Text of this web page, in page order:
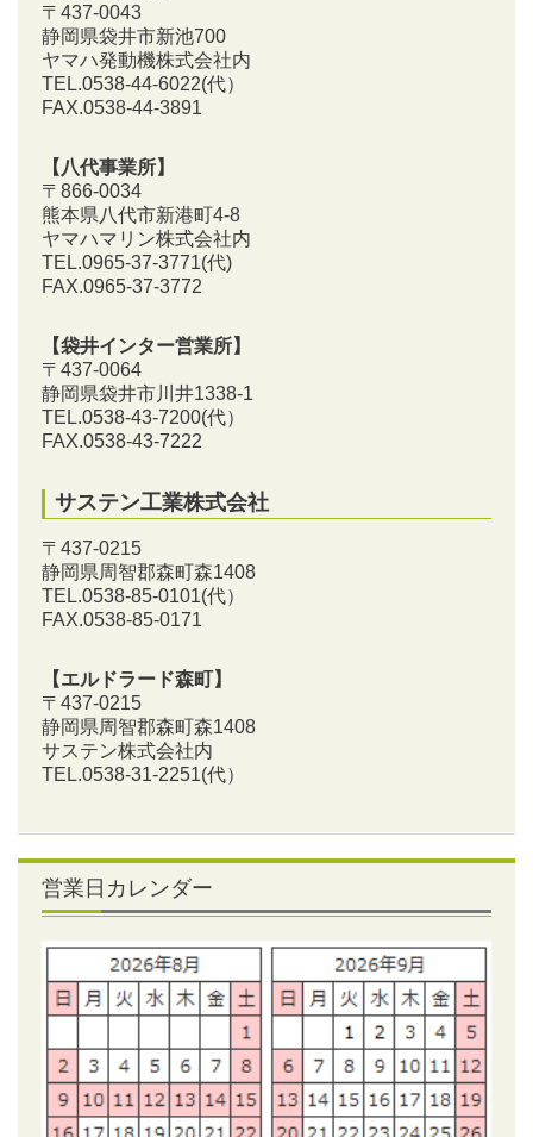
〒437-0043
静岡県袋井市新池700
ヤマハ発動機株式会社内
TEL.0538-44-6022(代）
FAX.0538-44-3891
【八代事業所】
〒866-0034
熊本県八代市新港町4-8
ヤマハマリン株式会社内
TEL.0965-37-3771(代)
FAX.0965-37-3772
【袋井インター営業所】
〒437-0064
静岡県袋井市川井1338-1
TEL.0538-43-7200(代）
FAX.0538-43-7222
サステン工業株式会社
〒437-0215
静岡県周智郡森町森1408
TEL.0538-85-0101(代）
FAX.0538-85-0171
【エルドラード森町】
〒437-0215
静岡県周智郡森町森1408
サステン株式会社内
TEL.0538-31-2251(代）
営業日カレンダー